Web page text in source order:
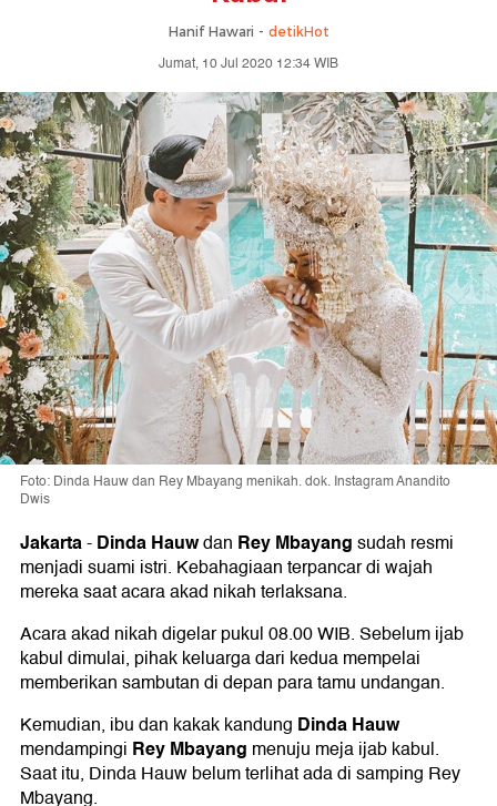
Hanif Hawari - detikHot
Jumat, 10 Jul 2020 12:34 WIB
Foto: Dinda Hauw dan Rey Mbayang menikah. dok. Instagram Anandito
Dwis
Jakarta-Dinda Hauwdan Rey Mbayangsudah resmi
menjadi suami istri. Kebahagiaan terpancar di wajah
mereka saat acara akad nikah terlaksana.
Acara akad nikah digelar pukul 08.00 WIB. Sebelum ijab
kabul dimulai, pihak keluarga dari kedua mempelai
memberikan sambutan di depan para tamu undangan.
Kemudian, ibu dan kakak kandung Dinda Hauw
mendampingi Rey Mbayang menuju meja ijab kabul.
Saat itu, Dinda Hauw belum terlihat ada di samping Rey
Mbayang.